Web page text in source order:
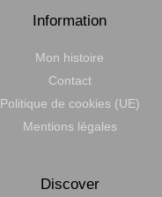
Information
Mon histoire
Contact
Politique de cookies (UE)
Mentions légales
Discover